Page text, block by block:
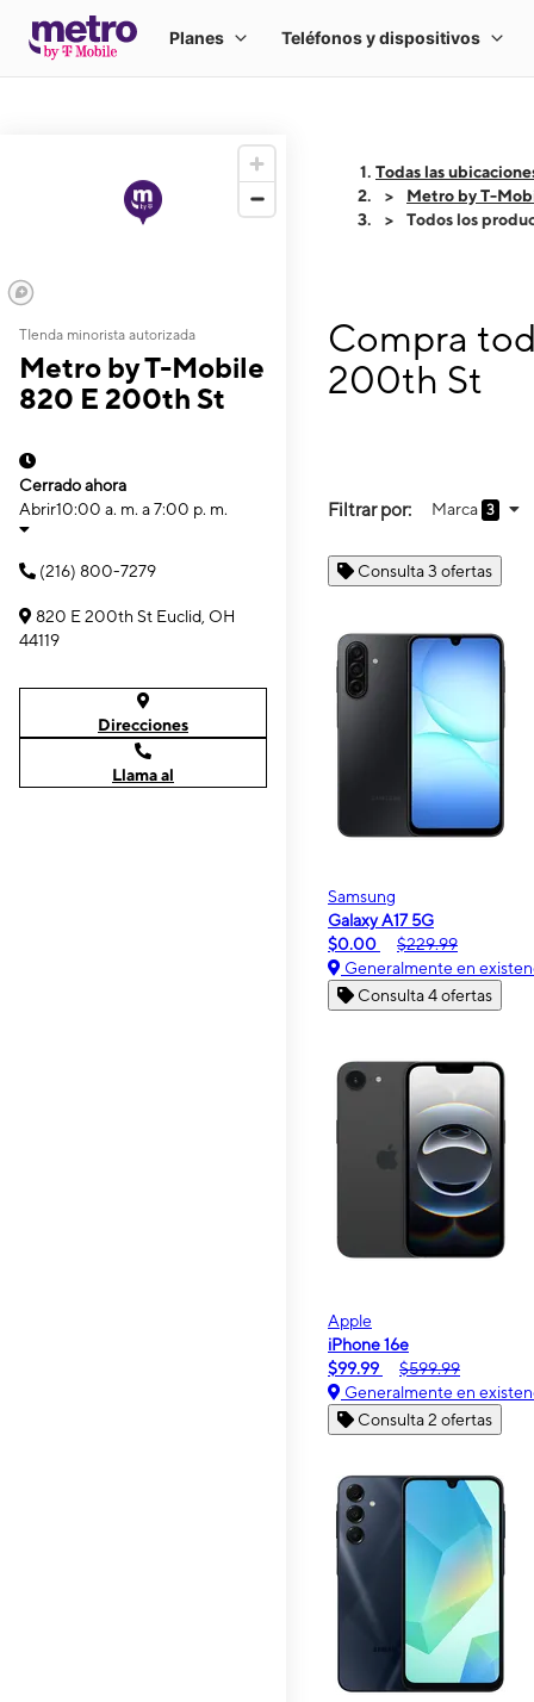
TIenda minorista autorizada
Metro by T-Mobile
820 E 200th St
Cerrado ahora
Abrir10:00 a. m. a 7:00 p. m.
(216) 800-7279
820 E 200th St Euclid, OH
44119
Direcciones
Llama al
Todas las
Metro by T-
Todos los
Compra
200th St
Filtrar por: Marca 3
Consulta 3 ofertas
Samsung
Galaxy A17 5G
$0.00
$229.99
Generalmente en
Consulta 4 ofertas
Apple
iPhone 16e
$99.99
$599.99
Generalmente en
Consulta 2 ofertas